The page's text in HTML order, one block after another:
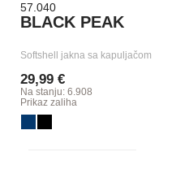
57.040
BLACK PEAK
Softshell jakna sa kapuljačom
29,99 €
Na stanju: 6.908
Prikaz zaliha